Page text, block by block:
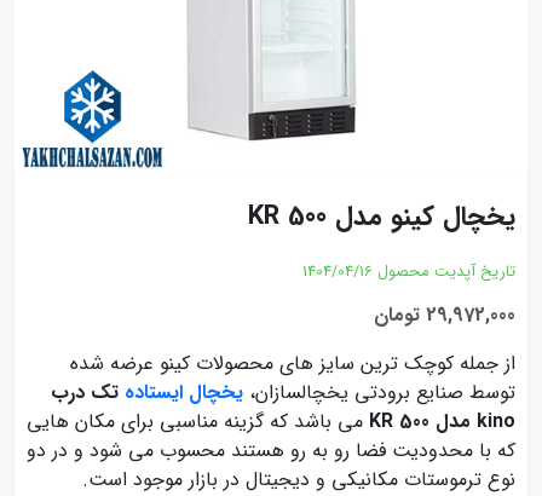
یخچال کینو مدل KR 500
تاریخ آپدیت محصول 1404/04/16
29,972,000 تومان
از جمله کوچک ترین سایز های محصولات کینو عرضه شده
توسط صنایع برودتی یخچالسازان، يخچال ایستاده تک درب
kino مدل KR 500
می باشد که گزینه مناسبی برای مکان هایی
که با محدودیت فضا رو به رو هستند محسوب می شود و در دو
نوع ترموستات مکانیکی و دیجیتال در بازار موجود است.